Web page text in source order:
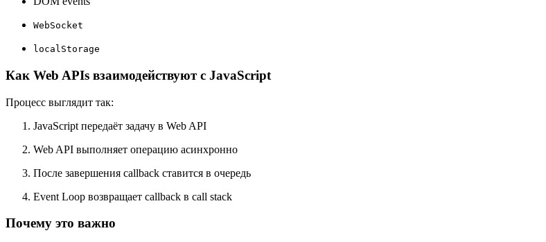
WebSocket
localStorage
Как Web APIs взаимодействуют с JavaScript
Процесс выглядит так:
JavaScript передаёт задачу в Web API
Web API выполняет операцию асинхронно
После завершения callback ставится в очередь
Event Loop возвращает callback в call stack
Почему это важно